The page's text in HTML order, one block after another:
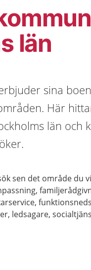
län
sina
Här
län och
sen det område du
ledsagare,